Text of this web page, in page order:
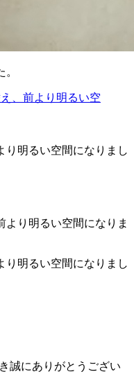
り明るい空間になりまし
り明るい空間になりまし
誠にありがとうござい